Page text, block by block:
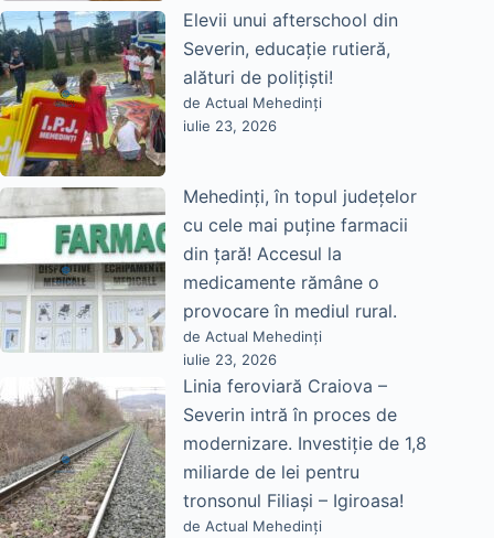
Elevii unui afterschool din
Severin, educație rutieră,
alături de polițiști!
de Actual Mehedinți
iulie 23, 2026
Mehedinți, în topul județelor
cu cele mai puține farmacii
din țară! Accesul la
medicamente rămâne o
provocare în mediul rural.
de Actual Mehedinți
iulie 23, 2026
Linia feroviară Craiova –
Severin intră în proces de
modernizare. Investiție de 1,8
miliarde de lei pentru
tronsonul Filiași – Igiroasa!
de Actual Mehedinți